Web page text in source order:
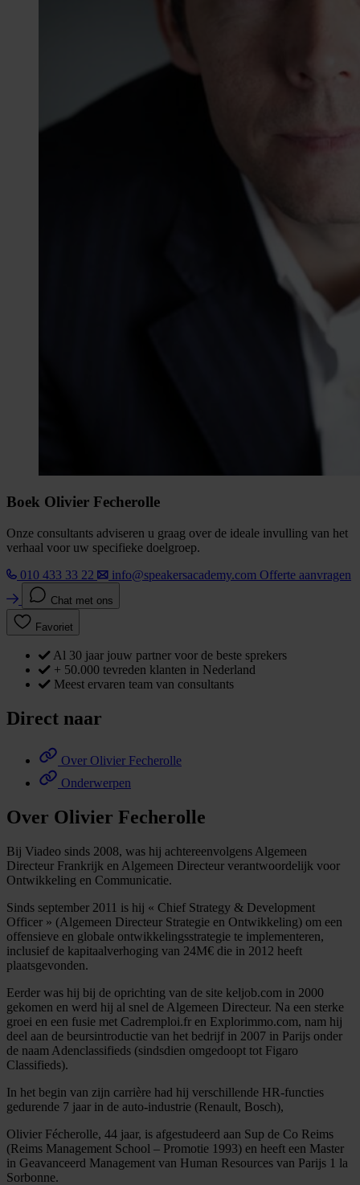
Boek Olivier Fecherolle
Onze consultants adviseren u graag over de ideale invulling van het
verhaal voor uw specifieke doelgroep.
010 433 33 22
info@speakersacademy.com Offerte aanvragen
Chat met ons
Favoriet
Al 30 jaar jouw partner voor de beste sprekers
+ 50.000 tevreden klanten in Nederland
Meest ervaren team van consultants
Direct naar
Over Olivier Fecherolle
Onderwerpen
Over Olivier Fecherolle
Bij Viadeo sinds 2008, was hij achtereenvolgens Algemeen
Directeur Frankrijk en Algemeen Directeur verantwoordelijk voor
Ontwikkeling en Communicatie.
Sinds september 2011 is hij « Chief Strategy & Development
Officer » (Algemeen Directeur Strategie en Ontwikkeling) om een
offensieve en globale ontwikkelingsstrategie te implementeren,
inclusief de kapitaalverhoging van 24M€ die in 2012 heeft
plaatsgevonden.
Eerder was hij bij de oprichting van de site keljob.com in 2000
gekomen en werd hij al snel de Algemeen Directeur. Na een sterke
groei en een fusie met Cadremploi.fr en Explorimmo.com, nam hij
deel aan de beursintroductie van het bedrijf in 2007 in Parijs onder
de naam Adenclassifieds (sindsdien omgedoopt tot Figaro
Classifieds).
In het begin van zijn carrière had hij verschillende HR-functies
gedurende 7 jaar in de auto-industrie (Renault, Bosch),
Olivier Fécherolle, 44 jaar, is afgestudeerd aan Sup de Co Reims
(Reims Management School – Promotie 1993) en heeft een Master
in Geavanceerd Management van Human Resources van Parijs 1 la
Sorbonne.